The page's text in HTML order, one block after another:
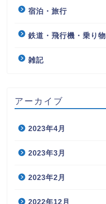
宿泊・旅行
鉄道・飛行機・乗り物
雑記
アーカイブ
2023年4月
2023年3月
2023年2月
2022年12月